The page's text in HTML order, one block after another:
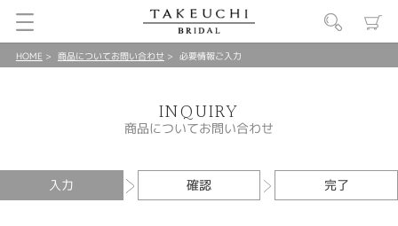
HOME 商品についてお問い合わせ 必要情報ご入力
INQUIRY
商品についてお問い合わせ
入力 確認 完了